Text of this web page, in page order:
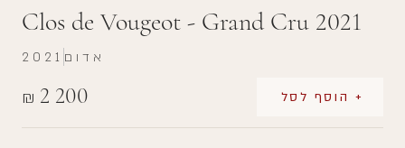
Clos de Vougeot - Grand Cru 2021
₪ 2 200 + הוסף לסל
2021 אדום